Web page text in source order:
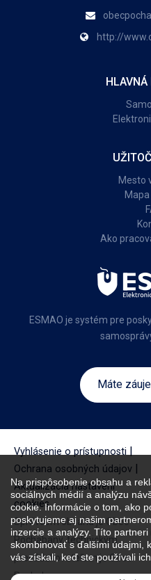
Na prispôsobenie obsahu a
sociálnych médií a analýzu
cookie. Informácie o tom, ako
poskytujeme aj našim
inzercie a analýzy. Títo
skombinovať s ďalšími údajmi,
vás získali, keď ste používali ich
http://
HLAVNÁ
Mesto
Ako
ESMAO je systém pre
Máte
Vyhlásenie o prístupnosti |
Ochrana osobných údajov |
Aktualizácia nastavení
cookies
Správcom obsahu je Obec
Pochabany, technickým
prevádzkovateľom je Obec
Pochabany.